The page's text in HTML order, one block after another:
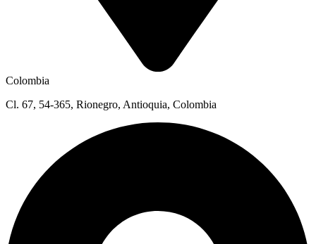
Colombia
Cl. 67, 54-365, Rionegro, Antioquia, Colombia